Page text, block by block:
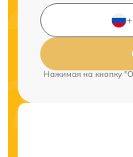
Нажимая на кнопку